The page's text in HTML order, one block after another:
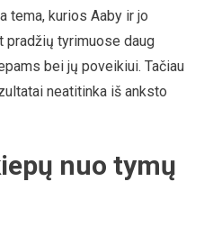
tema, kurios Aaby ir jo
pradžių tyrimuose daug
bei jų poveikiui. Tačiau
neatitinka iš anksto
nuo tymų